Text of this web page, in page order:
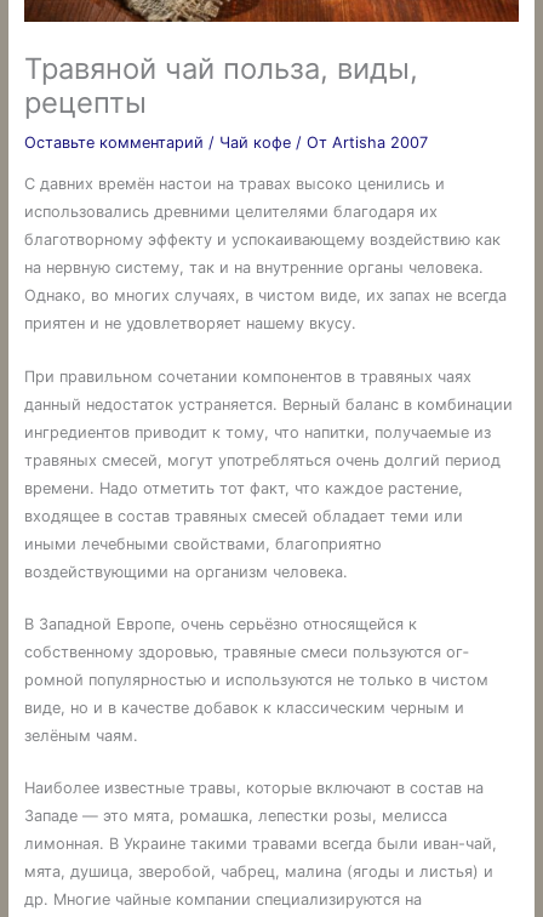
Травяной чай польза, виды,
рецепты
Оставьте комментарий / Чай кофе/ От Artisha 2007
С давних времён настои на травах высоко ценились и
использовались древними целителями благодаря их
благотворному эффекту и успокаивающему воздействию как
на нервную систему, так и на внутренние ор­ганы человека.
Однако, во многих случаях, в чистом виде, их запах не всегда
приятен и не удовлетворяет на­шему вкусу.
При правильном сочетании компонентов в травяных чаях
данный недостаток устраняется. Верный баланс в комбинации
ингредиентов приводит к тому, что напитки, получаемые из
травяных смесей, могут употреб­ляться очень долгий период
времени. Надо отметить тот факт, что каждое растение,
входящее в состав тра­вя­ных смесей обладает теми или
иными лечебными свойствами, благоприятно
воздействующими на орга­низм человека.
В Западной Европе, очень серьёзно относящейся к
собственному здоровью, травяные смеси пользуются ог­
ромной популярностью и используются не только в чистом
виде, но и в качестве добавок к классическим черным и
зелёным чаям.
Наиболее известные травы, которые включают в состав на
Западе — это мята, ромашка, лепестки розы, мелисса
лимонная. В Украине такими травами всегда были иван-чай,
мята, душица, зверобой, чабрец, малина (ягоды и листья) и
др. Многие чайные компании специализи­руются на